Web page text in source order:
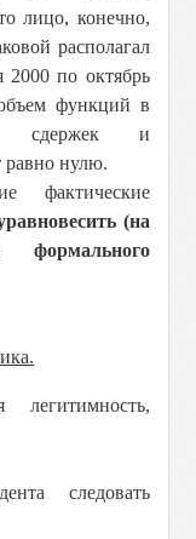
лицо, конечно,
располагал
по октябрь
функций в
сдержек и
равно нулю.
фактические
(на
легитимность,
следовать